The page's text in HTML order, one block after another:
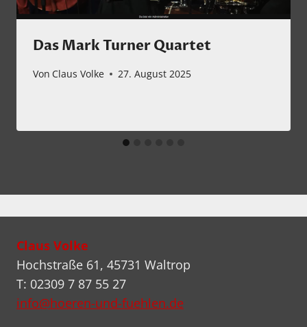
Das Mark Turner Quartet
Von Claus Volke 27. August 2025
Claus Volke
Hochstraße 61, 45731 Waltrop
T: 02309 7 87 55 27
info@hoeren-und-fuehlen.de